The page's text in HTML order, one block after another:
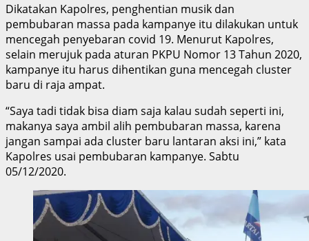
Dikatakan Kapolres, penghentian musik dan
pembubaran massa pada kampanye itu dilakukan untuk
mencegah penyebaran covid 19. Menurut Kapolres,
selain merujuk pada aturan PKPU Nomor 13 Tahun 2020,
kampanye itu harus dihentikan guna mencegah cluster
baru di raja ampat.
“Saya tadi tidak bisa diam saja kalau sudah seperti ini,
makanya saya ambil alih pembubaran massa, karena
jangan sampai ada cluster baru lantaran aksi ini,” kata
Kapolres usai pembubaran kampanye. Sabtu
05/12/2020.